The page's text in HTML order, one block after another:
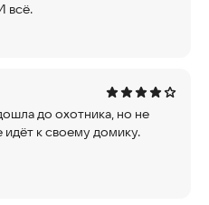
всё.
до охотника, но не
идёт к своему домику.